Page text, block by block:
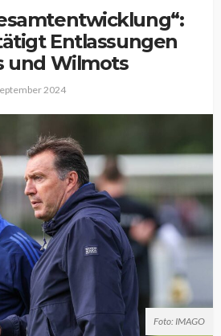
Entlassungen
und Wilmots
2024
Foto: IMAGO